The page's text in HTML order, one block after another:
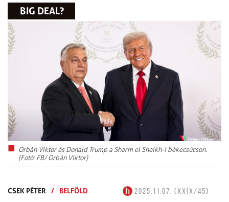
BIG DEAL?
Orbán Viktor és Donald Trump a Sharm el Sheikh-i békecsúcson.
(Fotó: FB/ Orbán Viktor)
CSEK PÉTER / BELFÖLD
2025.11.07. (XXIX/45)